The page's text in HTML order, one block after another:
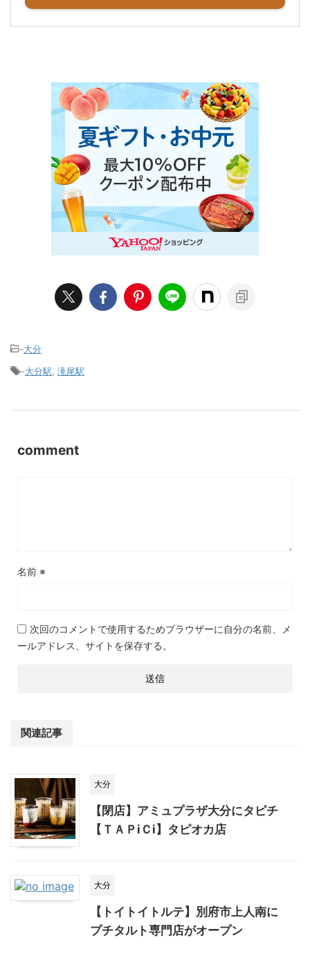
-大分
-大分駅 滝尾駅
comment
名前 ※
次回のコメントで使用するためブラウザーに自分の名前、メ
ールアドレス、サイトを保存する。
関連記事
大分
【閉店】アミュプラザ大分にタピチ
【ＴＡＰiＣi】タピオカ店
大分
【トイトイトルテ】別府市上人南に
プチタルト専門店がオープン